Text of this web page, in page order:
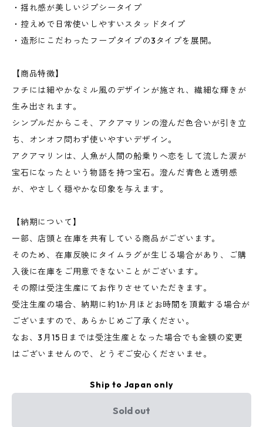
・揺れ感が美しいジプシータイプ
・控えめで日常使いしやすいスタッドタイプ
・造形にこだわったフープタイプの3タイプを展開。
【商品特徴】
フチには細やかなミル風のデザインが施され、繊細な輝きが
生み出されます。
シンプルだからこそ、アクアマリンの澄んだ色合いが引き立
ち、オンオフ問わず使いやすいデザイン。
アクアマリンは、人魚が人間の船乗りへ恋をして流した涙が
宝石になったという物語を持つ宝石。澄んだ青色と透明感
が、やさしく穏やかな印象を与えます。
【納期について】
一部、店頭と在庫を共有している商品がございます。
そのため、在庫反映にタイムラグが生じる場合があり、ご購
入後に在庫をご用意できないことがございます。
その際は受注生産にてお作りさせていただきます。
受注生産の場合、納期に約1か月ほどお時間を頂戴する場合が
ございますので、あらかじめご了承ください。
なお、3月15日までは受注生産となった場合でも金額の変更
はございませんので、どうぞご安心くださいませ。
Ship to Japan only
Sold out